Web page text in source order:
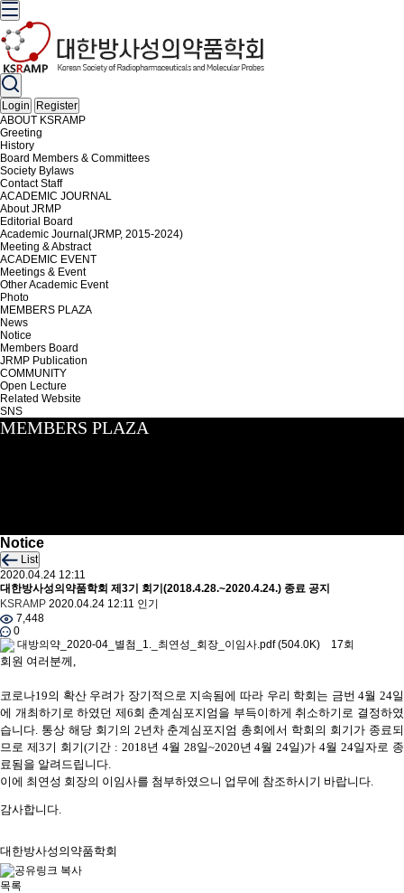
Login
Register
ABOUT KSRAMP
Greeting
History
Board Members & Committees
Society Bylaws
Contact Staff
ACADEMIC JOURNAL
About JRMP
Editorial Board
Academic Journal(JRMP, 2015-2024)
Meeting & Abstract
ACADEMIC EVENT
Meetings & Event
Other Academic Event
Photo
MEMBERS PLAZA
News
Notice
Members Board
JRMP Publication
COMMUNITY
Open Lecture
Related Website
SNS
MEMBERS PLAZA
Notice
List
2020.04.24 12:11
대한방사성의약품학회 제3기 회기(2018.4.28.~2020.4.24.) 종료 공지
KSRAMP 2020.04.24 12:11 인기
7,448
0
대방의약_2020-04_별첨_1._최연성_회장_이임사.pdf(504.0K) 17회
회원 여러분께,
코로나19의 확산 우려가 장기적으로 지속됨에 따라 우리 학회는 금번4월 24일
에 개최하기로 하였던 제6회 춘계심포지엄을 부득이하게 취소하기로 결정하였
습니다 통상 해당 회기의 2년차 춘계심포지엄 총회에서 학회의 회기가 종료되
므로 제3기 회기(기간 : 2018년 4월 28일~2020년4월24일)가4월24일자로 종
료됨을 알려드립니다
이에 최연성 회장의 이임사를 첨부하였으니 업무에 참조하시기 바랍니다
감사합니다.
대한방사성의약품학회
목록